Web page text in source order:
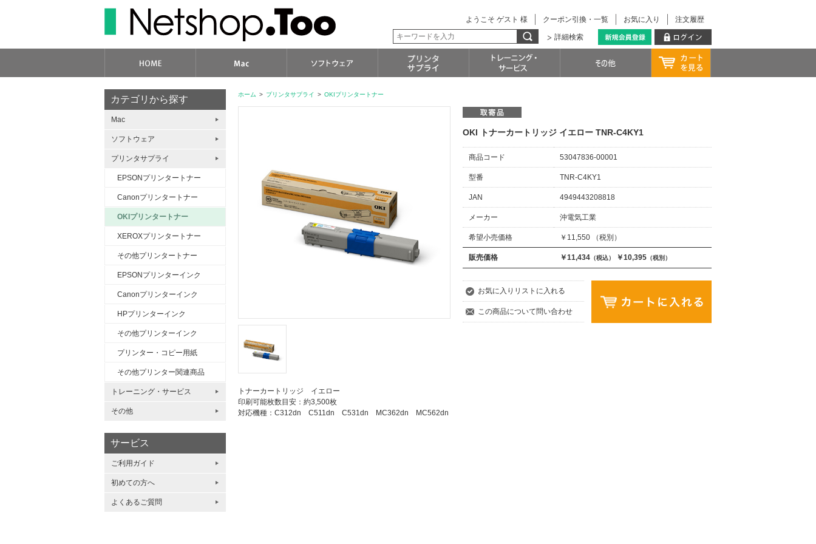
注文履歴
お気に入り
クーポン引換・一覧
ようこそ ゲスト 様
詳細検索
ホーム > プリンタサプライ > OKIプリンタートナー
OKI トナーカートリッジ イエロー TNR-C4KY1
商品コード 53047836-00001
型番 TNR-C4KY1
JAN 4949443208818
メーカー 沖電気工業
希望小売価格 ￥11,550 （税別）
販売価格 ￥11,434 （税込） ￥10,395 （税別）
お気に入りリストに入れる
この商品について問い合わせ
トナーカートリッジ イエロー
印刷可能枚数目安：約3,500枚
対応機種：C312dn C511dn C531dn MC362dn MC562dn
カテゴリから探す
Mac
ソフトウェア
プリンタサプライ
EPSONプリンタートナー
Canonプリンタートナー
OKIプリンタートナー
XEROXプリンタートナー
その他プリンタートナー
EPSONプリンターインク
Canonプリンターインク
HPプリンターインク
その他プリンターインク
プリンター・コピー用紙
その他プリンター関連商品
トレーニング・サービス
その他
サービス
ご利用ガイド
初めての方へ
よくあるご質問